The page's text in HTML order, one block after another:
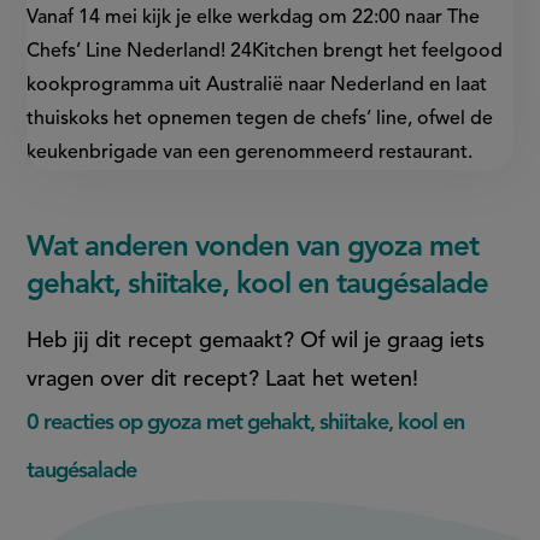
Vanaf 14 mei kijk je elke werkdag om 22:00 naar The
Chefs’ Line Nederland! 24Kitchen brengt het feelgood
kookprogramma uit Australië naar Nederland en laat
thuiskoks het opnemen tegen de chefs’ line, ofwel de
keukenbrigade van een gerenommeerd restaurant.
Wat anderen vonden van gyoza met
gehakt, shiitake, kool en taugésalade
Heb jij dit recept gemaakt? Of wil je graag iets
vragen over dit recept? Laat het weten!
0 reacties op gyoza met gehakt, shiitake, kool en
taugésalade